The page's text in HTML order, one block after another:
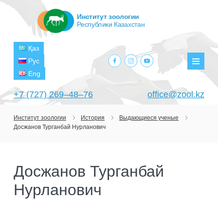
+7 (727) 269‒48‒76 office@zool.kz
Қаз
Рус
Eng
facebook.com
instagram.com
youtube.com
Институт зоологии
Республики Казахстан
ГЛАВНАЯ
ЦЕЛИ И ЗАДАЧИ
РУКОВОДСТВО
ПОДРАЗДЕЛЕНИЯ
ЛАБОРАТОРИИ
ПРОЕКТЫ
Институт зоологии История
Выдающиеся ученые
Досжанов Турганбай Нурланович
Досжанов Турганбай
Нурланович